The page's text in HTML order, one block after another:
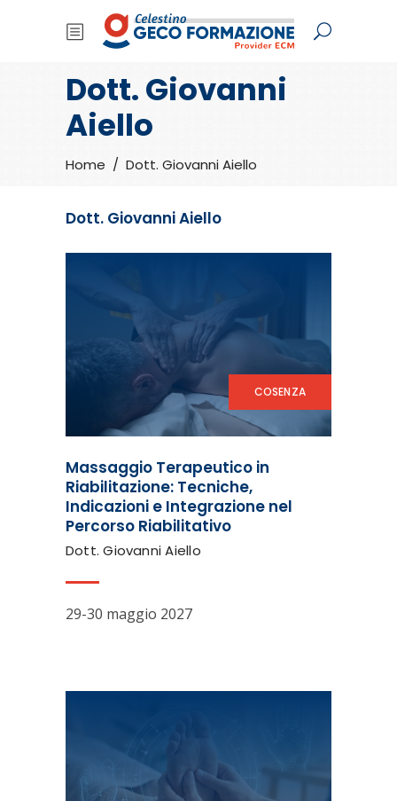
Dott. Giovanni
Aiello
Home / Dott. Giovanni Aiello
Dott. Giovanni Aiello
COSENZA
Massaggio Terapeutico in
Riabilitazione: Tecniche,
Indicazioni e Integrazione nel
Percorso Riabilitativo
Dott. Giovanni Aiello
29-30 maggio 2027